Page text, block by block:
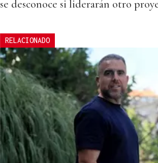
se desconoce si liderarán otro
RELACIONADO